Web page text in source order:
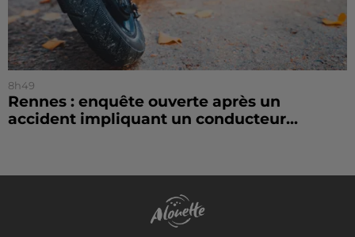
8h49
Rennes : enquête ouverte après un
accident impliquant un conducteur...